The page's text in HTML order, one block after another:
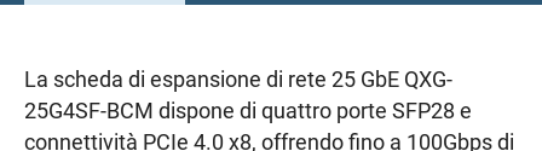
La scheda di espansione di rete 25 GbE QXG-
25G4SF-BCM dispone di quattro porte SFP28 e
connettività PCIe 4.0 x8, offrendo fino a 100Gbps di